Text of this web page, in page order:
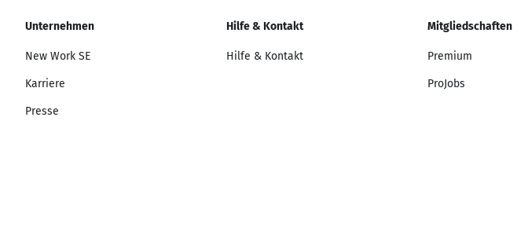
Unternehmen
New Work SE
Karriere
Presse
Hilfe & Kontakt
Hilfe & Kontakt
Mitgliedschaften
Premium
ProJobs